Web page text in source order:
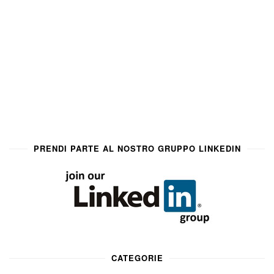
PRENDI PARTE AL NOSTRO GRUPPO LINKEDIN
CATEGORIE